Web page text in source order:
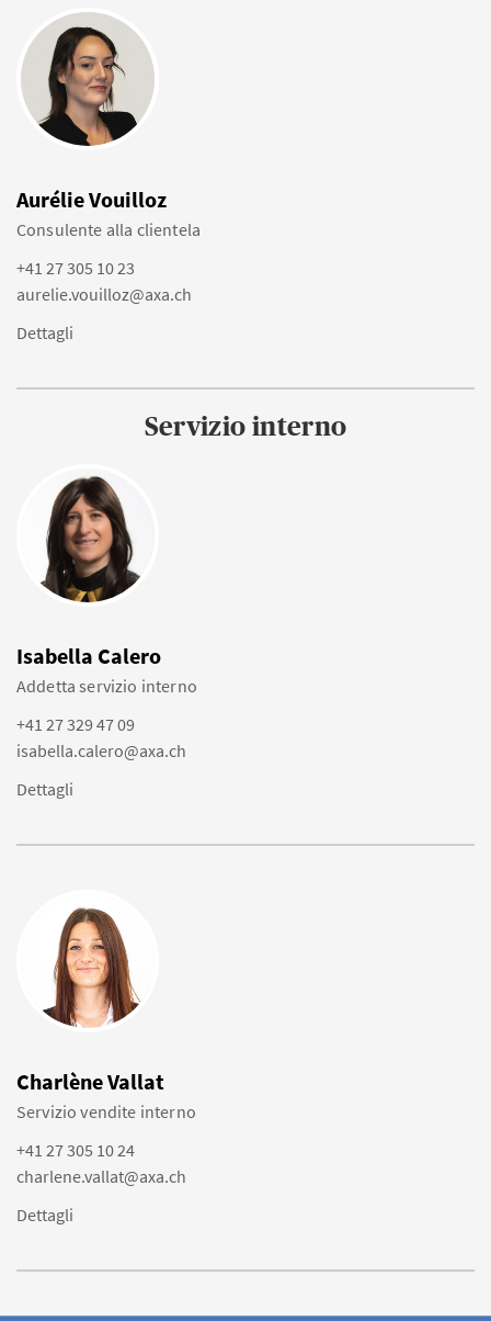
Aurélie Vouilloz
Consulente alla clientela
+41 27 305 10 23
aurelie.vouilloz@axa.ch
Dettagli
Servizio interno
Isabella Calero
Addetta servizio interno
+41 27 329 47 09
isabella.calero@axa.ch
Dettagli
Charlène Vallat
Servizio vendite interno
+41 27 305 10 24
charlene.vallat@axa.ch
Dettagli